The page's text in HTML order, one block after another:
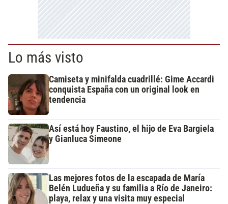
Lo más visto
Camiseta y minifalda cuadrillé: Gime Accardi
conquista España con un original look en
tendencia
Así está hoy Faustino, el hijo de Eva Bargiela
y Gianluca Simeone
Las mejores fotos de la escapada de María
Belén Ludueña y su familia a Río de Janeiro:
playa, relax y una visita muy especial